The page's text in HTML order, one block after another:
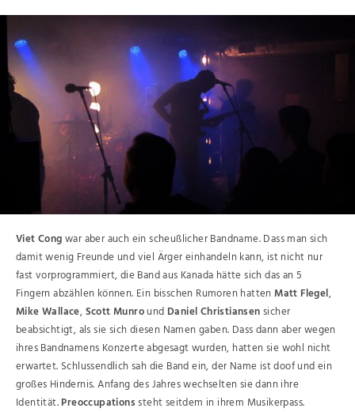
Viet Congwar aber auch ein scheußlicher Bandname. Dass man sich
damit wenig Freunde und viel Ärger einhandeln kann, ist nicht nur
fast vorprogrammiert, die Band aus Kanada hätte sich das an 5
Fingern abzählen können. Ein bisschen Rumoren hattenMatt Flegel,
Mike Wallace,Scott Munround Daniel Christiansensicher
beabsichtigt, als sie sich diesen Namen gaben. Dass dann aber wegen
ihres Bandnamens Konzerte abgesagt wurden, hatten sie wohl nicht
erwartet. Schlussendlich sah die Band ein, der Name ist doof und ein
großes Hindernis. Anfang des Jahres wechselten sie dann ihre
Identität.Preoccupationssteht seitdem in ihrem Musikerpass.